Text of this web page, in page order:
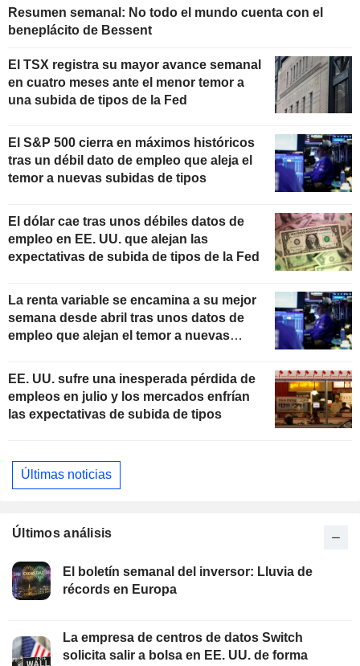
Resumen semanal: No todo el mundo cuenta con el
beneplácito de Bessent
El TSX registra su mayor avance semanal
en cuatro meses ante el menor temor a
una subida de tipos de la Fed
El S&P 500 cierra en máximos históricos
tras un débil dato de empleo que aleja el
temor a nuevas subidas de tipos
El dólar cae tras unos débiles datos de
empleo en EE. UU. que alejan las
expectativas de subida de tipos de la Fed
La renta variable se encamina a su mejor
semana desde abril tras unos datos de
empleo que alejan el temor a nuevas
EE. UU. sufre una inesperada pérdida de
empleos en julio y los mercados enfrían
las expectativas de subida de tipos
Últimas noticias
Últimos análisis
El boletín semanal del inversor: Lluvia de
récords en Europa
La empresa de centros de datos Switch
solicita salir a bolsa en EE. UU. de forma